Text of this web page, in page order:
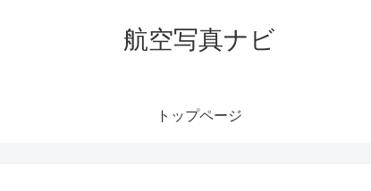
航空写真ナビ
トップページ